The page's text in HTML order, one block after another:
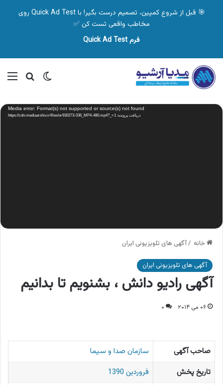
🎯 قبل از شروع کمپین، تصمیم درست بگیر! با Quick Ad Test روی
مخاطب واقعی تست کن ✅
فرم Quick Ad Test
تغییر پوسته
نمایشگر
ویدیو Media error: Format(s) not supported or source(s) not found
دریافت پرونده: https://cdn.mediaarshiv.ir/files/or930273-036_MP4-480.mp4?_=1
خانه /آگهی های تلویزیونی ایران
آگهی های تلویزیونی ایران
آگهی رادیو دانش ، بشنویم تا بدانیم
۰۶ می ۲۰۱۴ ۰
صاحب آگهی
سازمان صدا و سیما
تاریخ پخش
فروردین 1390